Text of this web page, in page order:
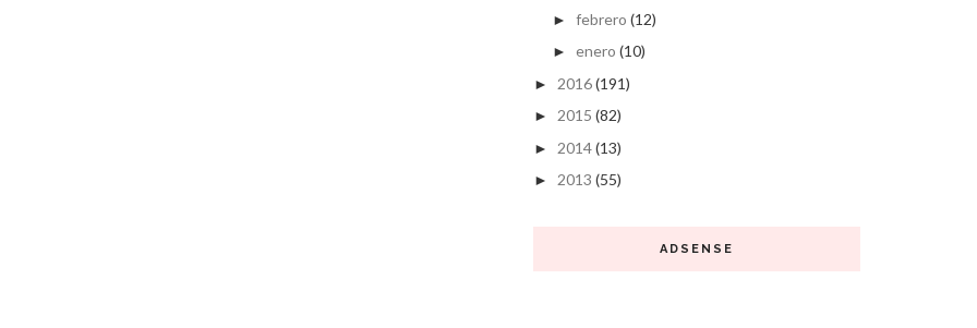
► febrero (12)
► enero (10)
► 2016(191)
► 2015 (82)
► 2014(13)
► 2013 (55)
ADSENSE